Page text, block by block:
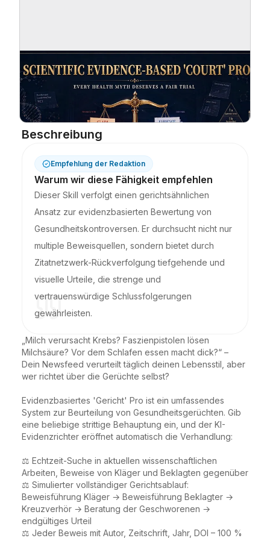
Beschreibung
Empfehlung der Redaktion
Warum wir diese Fähigkeit empfehlen
Dieser Skill verfolgt einen gerichtsähnlichen
Ansatz zur evidenzbasierten Bewertung von
Gesundheitskontroversen. Er durchsucht nicht nur
multiple Beweisquellen, sondern bietet durch
Zitatnetzwerk-Rückverfolgung tiefgehende und
visuelle Urteile, die strenge und
vertrauenswürdige Schlussfolgerungen
gewährleisten.
„Milch verursacht Krebs? Faszienpistolen lösen
Milchsäure? Vor dem Schlafen essen macht dick?“ –
Dein Newsfeed verurteilt täglich deinen Lebensstil, aber
wer richtet über die Gerüchte selbst?
Evidenzbasiertes 'Gericht' Pro ist ein umfassendes
System zur Beurteilung von Gesundheitsgerüchten. Gib
eine beliebige strittige Behauptung ein, und der KI-
Evidenzrichter eröffnet automatisch die Verhandlung:
⚖️ Echtzeit-Suche in aktuellen wissenschaftlichen
Arbeiten, Beweise von Kläger und Beklagten gegenüber
⚖️ Simulierter vollständiger Gerichtsablauf:
Beweisführung Kläger → Beweisführung Beklagter →
Kreuzverhör → Beratung der Geschworenen →
endgültiges Urteil
⚖️ Jeder Beweis mit Autor, Zeitschrift, Jahr, DOI – 100 %